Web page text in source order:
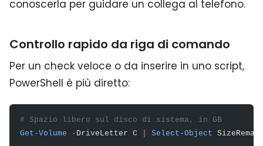
conoscerla per guidare un collega al telefono.
Controllo rapido da riga di comando
Per un check veloce o da inserire in uno script,
PowerShell è più diretto:
# Spazio libero sul disco di sistema, in GB
Get-Volume - DriveLetter C Select-Object